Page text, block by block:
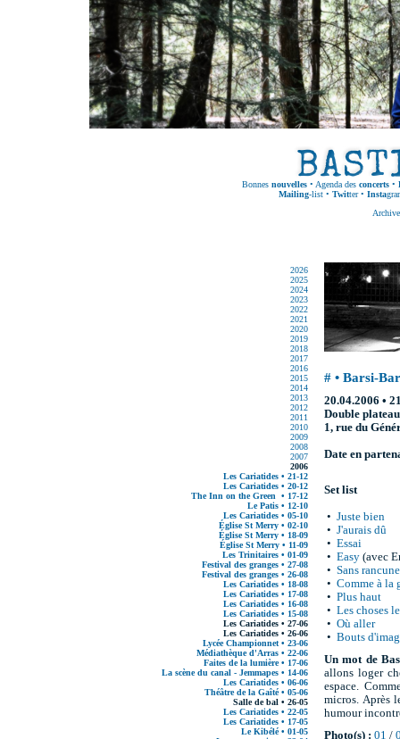
Bonnes nouvelles • Agenda des concerts •
Mailing-list• Twitter• Insta
2026
2025
2024
2023
2022
2021
2020
2019
2018
2017
2016
2015
2014
2013
2012
2011
2010
2009
2008
2007
2006
Les Cariatides • 21-12
Les Cariatides • 20-12
The Inn on the Green • 17-12
Le Patis • 12-10
Les Cariatides • 05-10
Église St Merry • 02-10
Église St Merry • 18-09
Église St Merry • 11-09
Les Trinitaires • 01-09
Festival des granges • 27-08
Festival des granges • 26-08
Les Cariatides • 18-08
Les Cariatides • 17-08
Les Cariatides • 16-08
Les Cariatides • 15-08
Les Cariatides • 27-06
Les Cariatides • 26-06
Lycée Championnet • 23-06
Médiathèque d'Arras • 22-06
Faites de la lumière • 17-06
La scène du canal - Jemmapes • 14-06
Les Cariatides • 06-06
Théâtre de la Gaîté • 05-06
Salle de bal • 26-05
Les Cariatides • 22-05
Les Cariatides • 17-05
Le Kibélé • 01-05
# • Barsi-
20.04.2006 •
Double
1, rue du
Date en
Set list
• Juste bien
• J'aurais dû
• Essai
• Easy (avec
• Sans rancune
• Comme à la
• Plus haut
• Les choses
• Où aller
• Bouts
Un mot de
allons loger
espace.
micros. Après
humour
Photo(s) : 01 /